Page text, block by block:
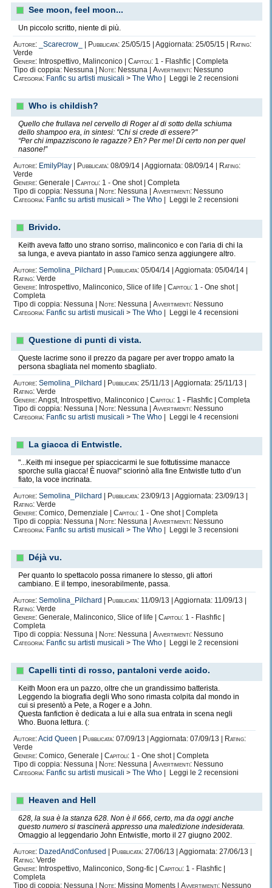
See moon, feel moon...
Un piccolo scritto, niente di più.
Autore:
_Scarecrow_ Pubblicata: 25/05/15 | Aggiornata: 25/05/15 |
Rating:
Verde
Genere: Introspettivo, Malinconico | Capitoli: 1 - Flashfic | Completa
Tipo di coppia: Nessuna |
Note: Nessuna | Avvertimenti: Nessuno
Categoria: Fanfic su artisti musicali > The Who | Leggi le 2 recensioni
Who is childish?
Quello che frullava nel cervello di Roger al di sotto della schiuma
dello shampoo era, in sintesi: "Chi si crede di essere?"
“Per chi impazziscono le ragazze? Eh? Per me! Di certo non per quel
nasone!”
Autore: EmilyPlay Pubblicata: 08/09/14 | Aggiornata: 08/09/14 |
Rating:
Verde
Genere: Generale | Capitoli: 1 - One shot | Completa
Tipo di coppia: Nessuna |
Note: Nessuna | Avvertimenti: Nessuno
Categoria: Fanfic su artisti musicali > The Who | Leggi le 2 recensioni
Brivido.
Keith aveva fatto uno strano sorriso, malinconico e con l'aria di chi la
sa lunga, e aveva piantato in asso l'amico senza aggiungere altro.
Autore: Semolina_Pilchard Pubblicata: 05/04/14 | Aggiornata: 05/04/14 |
Rating: Verde
Genere: Introspettivo, Malinconico, Slice of life | Capitoli: 1 - One shot |
Completa
Tipo di coppia: Nessuna |
Note: Nessuna | Avvertimenti: Nessuno
Categoria: Fanfic su artisti musicali > The Who | Leggi le 4 recensioni
Questione di punti di vista.
Queste lacrime sono il prezzo da pagare per aver troppo amato la
persona sbagliata nel momento sbagliato.
Autore: Semolina_Pilchard Pubblicata: 25/11/13 | Aggiornata: 25/11/13 |
Rating: Verde
Genere:Angst, Introspettivo, Malinconico | Capitoli: 1 - Flashfic | Completa
Tipo di coppia: Nessuna |
Note: Nessuna | Avvertimenti: Nessuno
Categoria: Fanfic su artisti musicali > The Who | Leggi le 4 recensioni
La giacca di Entwistle.
"...Keith mi insegue per spiaccicarmi le sue fottutissime manacce
sporche sulla giacca! È nuova!" sciorinò alla fine Entwistle tutto d’un
fiato, la voce incrinata.
Autore: Semolina_Pilchard Pubblicata: 23/09/13 | Aggiornata: 23/09/13 |
Rating: Verde
Genere: Comico, Demenziale | Capitoli: 1 - One shot | Completa
Tipo di coppia: Nessuna |
Note: Nessuna | Avvertimenti: Nessuno
Categoria: Fanfic su artisti musicali > The Who | Leggi le 3 recensioni
Déjà vu.
Per quanto lo spettacolo possa rimanere lo stesso, gli attori
cambiano. E il tempo, inesorabilmente, passa.
Autore: Semolina_Pilchard Pubblicata: 11/09/13 | Aggiornata: 11/09/13 |
Rating: Verde
Genere: Generale, Malinconico, Slice of life | Capitoli: 1 - Flashfic |
Completa
Tipo di coppia: Nessuna |
Note: Nessuna | Avvertimenti: Nessuno
Categoria: Fanfic su artisti musicali > The Who | Leggi le 2 recensioni
Capelli tinti di rosso, pantaloni verde acido.
Keith Moon era un pazzo, oltre che un grandissimo batterista.
Leggendo la biografia degli Who sono rimasta colpita dal mondo in
cui si presentò a Pete, a Roger e a John.
Questa fanfiction è dedicata a lui e alla sua entrata in scena negli
Who. Buona lettura. (:
Autore:Acid Queen Pubblicata: 07/09/13 | Aggiornata: 07/09/13 |
Rating:
Verde
Genere: Comico, Generale | Capitoli: 1 - One shot | Completa
Tipo di coppia: Nessuna |
Note: Nessuna | Avvertimenti: Nessuno
Categoria: Fanfic su artisti musicali > The Who | Leggi le 2 recensioni
Heaven and Hell
628, la sua è la stanza 628. Non è il 666, certo, ma da oggi anche
questo numero si trascinerà appresso una maledizione indesiderata.
Omaggio al leggendario John Entwistle, morto il 27 giugno 2002.
Autore: DazedAndConfused Pubblicata: 27/06/13 | Aggiornata: 27/06/13 |
Rating: Verde
Genere: Introspettivo, Malinconico, Song-fic | Capitoli: 1 - Flashfic |
Completa
Tipo di coppia: Nessuna |
Note: Missing Moments | Avvertimenti: Nessuno